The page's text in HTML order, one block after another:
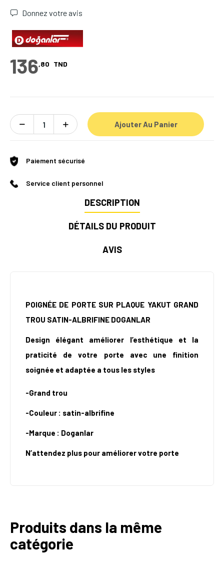
Donnez votre avis
136,80 TND
Ajouter Au Panier
Paiement sécurisé
Service client personnel
DESCRIPTION
DÉTAILS DU PRODUIT
AVIS
POIGNÉE DE PORTE SUR PLAQUE YAKUT GRAND
TROU SATIN-ALBRIFINE DOGANLAR
Design élégant améliorer l’esthétique et la
praticité de votre porte avec une finition
soignée et adaptée a tous les styles
-Grand trou
-Couleur : satin-albrifine
-Marque : Doganlar
N’attendez plus pour améliorer votre porte
Produits dans la même
catégorie